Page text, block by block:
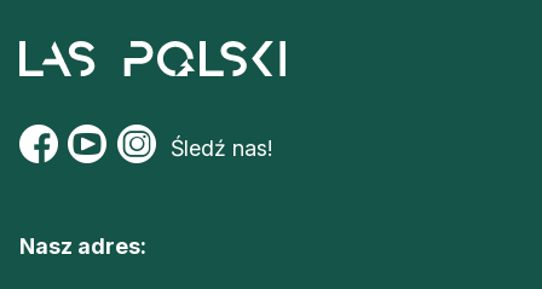
Śledź nas!
Nasz adres: